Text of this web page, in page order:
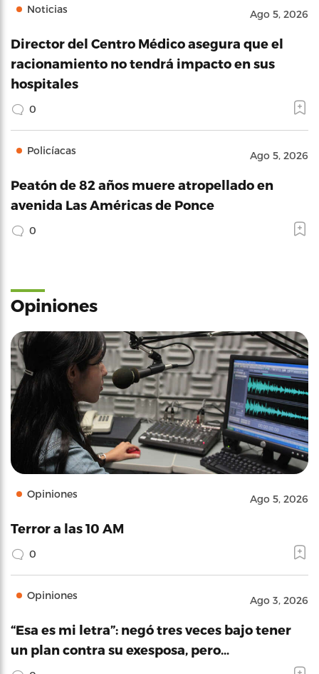
Noticias Ago 5, 2026
Director del Centro Médico asegura que el
racionamiento no tendrá impacto en sus
hospitales
0
Policíacas Ago 5, 2026
Peatón de 82 años muere atropellado en
avenida Las Américas de Ponce
0
Opiniones
Opiniones Ago 5, 2026
Terror a las 10 AM
0
Opiniones Ago 3, 2026
“Esa es mi letra”: negó tres veces bajo tener
un plan contra su exesposa, pero…